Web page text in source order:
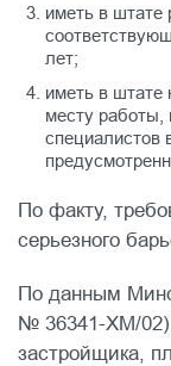
иметь в штате
лет;
иметь в штате
месту
специалистов
По факту,
серьезного
По данным
№ 36341-ХМ/02):
застройщика,